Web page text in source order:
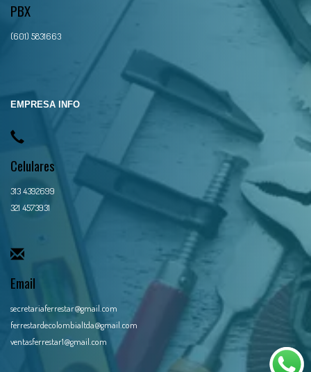
PBX
(601) 5831663
EMPRESA INFO
Celulares
313 4392699
321 4573931
Email
secretariaferrestar@gmail.com
ferrestardecolombialtda@gmail.com
ventasferrestar1@gmail.com